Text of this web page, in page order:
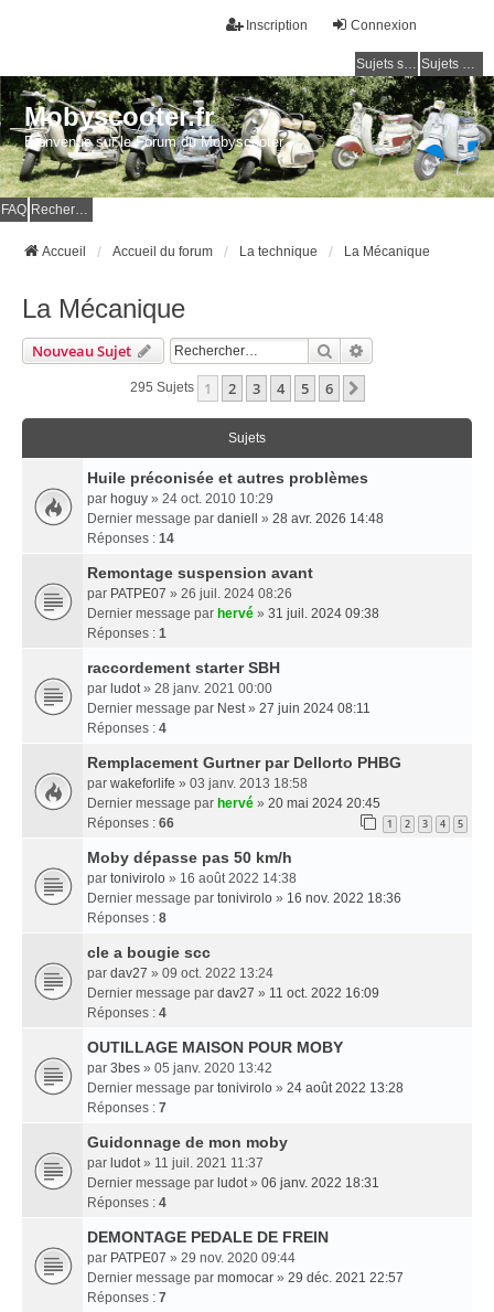
Connexion
Inscription
Sujets sans réponse Sujets actifs
Mobyscooter.fr
Bienvenue sur le Forum du Mobyscooter
FAQ Rechercher
Accueil Accueil du forum La technique La Mécanique
La Mécanique
Nouveau Sujet Rechercher
295 Sujets 1 2 3 4 5 6
Sujets
Huile préconisée et autres problèmes
par hoguy » 24 oct. 2010 10:29
Dernier message par daniell » 28 avr. 2026 14:48
Réponses : 14
Remontage suspension avant
par PATPE07 » 26 juil. 2024 08:26
Dernier message par hervé » 31 juil. 2024 09:38
Réponses : 1
raccordement starter SBH
par ludot» 28 janv. 2021 00:00
Dernier message par Nest» 27 juin 2024 08:11
Réponses : 4
Remplacement Gurtner par Dellorto PHBG
par wakeforlife » 03 janv. 2013 18:58
Dernier message par hervé » 20 mai 2024 20:45
Réponses : 66 1 2 3 4 5
Moby dépasse pas 50 km/h
par tonivirolo » 16 août 2022 14:38
Dernier message par tonivirolo » 16 nov. 2022 18:36
Réponses : 8
cle a bougie scc
par dav27 » 09 oct. 2022 13:24
Dernier message par dav27 » 11 oct. 2022 16:09
Réponses : 4
OUTILLAGE MAISON POUR MOBY
par 3bes » 05 janv. 2020 13:42
Dernier message par tonivirolo » 24 août 2022 13:28
Réponses : 7
Guidonnage de mon moby
par ludot» 11 juil. 2021 11:37
Dernier message par ludot» 06 janv. 2022 18:31
Réponses : 4
DEMONTAGE PEDALE DE FREIN
par PATPE07 » 29 nov. 2020 09:44
Dernier message par momocar » 29 déc. 2021 22:57
Réponses : 7